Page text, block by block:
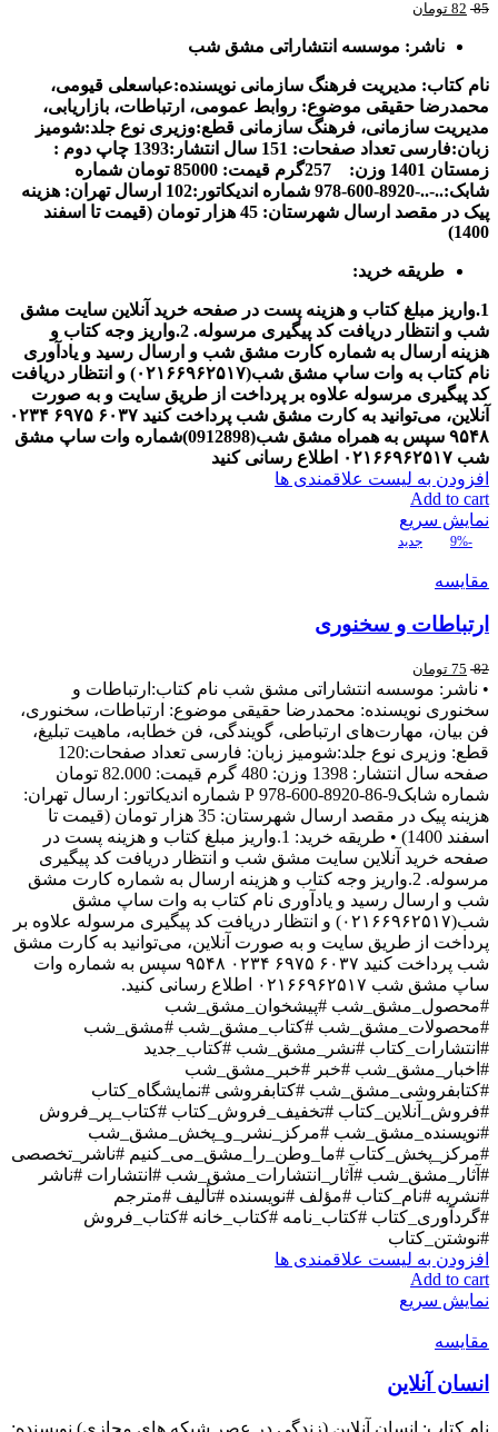
85
82 تومان
ناشر: موسسه انتشاراتی مشق شب
نام کتاب: مدیریت فرهنگ سازمانی نويسنده:عباسعلی قیومی،
محمدرضا حقیقی موضوع: روابط عمومی، ارتباطات، بازاریابی،
مدیریت سازمانی، فرهنگ سازمانی قطع:وزیری نوع جلد:شومیز
زبان:فارسی تعداد صفحات: 151 سال انتشار:1393
چاپ دوم :
زمستان 1401
وزن: 257گرم قیمت: 85000 تومان
شماره
شابک:..-..-8920-600-978
شماره اندیکاتور:102
ارسال تهران: هزینه
پیک در مقصد
ارسال شهرستان: 45 هزار تومان (قیمت تا اسفند
1400)
طریقه خرید:
1.واریز مبلغ کتاب و هزینه پست در صفحه خرید آنلاین سایت مشق
شب و انتظار دریافت کد پیگیری مرسوله.
2.واریز وجه کتاب و
هزینه ارسال به شماره کارت مشق شب و ارسال رسید و یادآوری
نام کتاب به وات ساپ مشق شب(۰۲۱۶۶۹۶۲۵۱۷) و انتظار دریافت
کد پیگیری مرسوله علاوه بر پرداخت از طریق سایت و به صورت
آنلاین، می‌توانید به کارت مشق شب پرداخت کنید ۶۰۳۷ ۶۹۷۵ ۰۲۳۴
۹۵۴۸
سپس به همراه مشق شب(0912898)شماره وات ساپ مشق
شب ۰۲۱۶۶۹۶۲۵۱۷
اطلاع رسانی کنید
افزودن به لیست علاقمندی ها
Add to cart
نمایش سریع
-9% جدید
مقایسه
ارتباطات و سخنوری
82
75 تومان
• ناشر: موسسه انتشاراتی مشق شب نام کتاب:ارتباطات و
سخنوری نويسنده: محمدرضا حقیقی موضوع: ارتباطات، سخنوری،
فن بیان، مهارت‌های ارتباطی، گویندگی، فن خطابه، ماهیت تبلیغ،
قطع: وزیری نوع جلد:شومیز زبان: فارسی تعداد صفحات:120
صفحه سال انتشار: 1398 وزن: 480 گرم قیمت: 82.000 تومان
شماره شابک9-86-8920-600-978 P شماره اندیکاتور: ارسال تهران:
هزینه پیک در مقصد ارسال شهرستان: 35 هزار تومان (قیمت تا
اسفند 1400) • طریقه خرید: 1.واریز مبلغ کتاب و هزینه پست در
صفحه خرید آنلاین سایت مشق شب و انتظار دریافت کد پیگیری
مرسوله. 2.واریز وجه کتاب و هزینه ارسال به شماره کارت مشق
شب و ارسال رسید و یادآوری نام کتاب به وات ساپ مشق
شب(۰۲۱۶۶۹۶۲۵۱۷) و انتظار دریافت کد پیگیری مرسوله علاوه بر
پرداخت از طریق سایت و به صورت آنلاین، می‌توانید به کارت مشق
شب پرداخت کنید ۶۰۳۷ ۶۹۷۵ ۰۲۳۴ ۹۵۴۸ سپس به شماره وات
ساپ مشق شب ۰۲۱۶۶۹۶۲۵۱۷ اطلاع رسانی کنید.
#محصول_مشق_شب #پیشخوان_مشق_شب
#محصولات_مشق_شب #کتاب_مشق_شب #مشق_شب
#انتشارات_کتاب #نشر_مشق_شب #کتاب_جدید
#اخبار_مشق_شب #خبر #خبر_مشق_شب
#کتابفروشی_مشق_شب #کتابفروشی #نمایشگاه_کتاب
#فروش_آنلاین_کتاب #تخفیف_فروش_کتاب #کتاب_پر_فروش
#نویسنده_مشق_شب #مرکز_نشر_و_پخش_مشق_شب
#مرکز_پخش_کتاب #ما_وطن_را_مشق_می_کنیم #ناشر_تخصصی
#آثار_مشق_شب #آثار_انتشارات_مشق_شب #انتشارات #ناشر
#نشریه #نام_کتاب #مؤلف #نویسنده #تألیف #مترجم
#گردآوری_کتاب #کتاب_نامه #کتاب_خانه #کتاب_فروش
#نوشتن_کتاب
افزودن به لیست علاقمندی ها
Add to cart
نمایش سریع
مقایسه
انسان آنلاین